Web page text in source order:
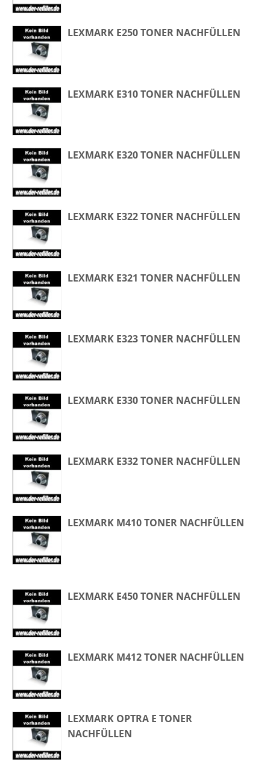
LEXMARK E250 TONER NACHFÜLLEN
LEXMARK E310 TONER NACHFÜLLEN
LEXMARK E320 TONER NACHFÜLLEN
LEXMARK E322 TONER NACHFÜLLEN
LEXMARK E321 TONER NACHFÜLLEN
LEXMARK E323 TONER NACHFÜLLEN
LEXMARK E330 TONER NACHFÜLLEN
LEXMARK E332 TONER NACHFÜLLEN
LEXMARK M410 TONER NACHFÜLLEN
LEXMARK E450 TONER NACHFÜLLEN
LEXMARK M412 TONER NACHFÜLLEN
LEXMARK OPTRA E TONER
NACHFÜLLEN